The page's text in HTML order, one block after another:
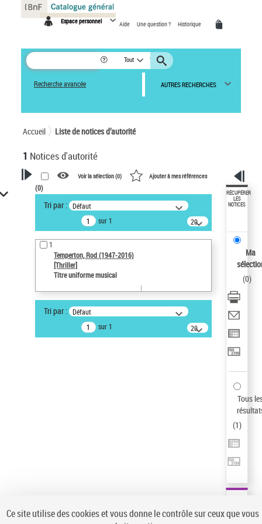
Espace personnel Aide Une question ? Historique
Tout
Recherche avancée AUTRES RECHERCHES
Accueil Liste de notices d’autorité
1 Notices d'autorité
VOTRE RECHERCHE
Recherche avancée dans les
notices d’autorité
Œuvres liées à l'auteur :
Temperton, Rod (1947-2016)
Sauvegarder votre recherche
AFFINER
Type de notice d'autorité
Voir la sélection (0) Ajouter à mes références
(0)
Tri par : Défaut
sur 1
20
résultats/page
1
Temperton, Rod (1947-2016)
[Thriller]
Titre uniforme musical
Tri par : Défaut
sur 1
20
résultats/page
RÉCUPÉRER
LES
NOTICES
Ma
(0)
Tous
(1)
Panneau de gestion des cookies
Ce site utilise des cookies et vous donne le contrôle sur ceux que vous